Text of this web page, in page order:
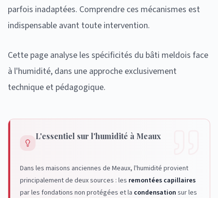
parfois inadaptées. Comprendre ces mécanismes est
indispensable avant toute intervention.
Cette page analyse les spécificités du bâti meldois face
à l'humidité, dans une approche exclusivement
technique et pédagogique.
L'essentiel sur l'humidité à Meaux
Dans les maisons anciennes de Meaux, l'humidité provient
principalement de deux sources : les remontées capillaires
par les fondations non protégées et la condensation sur les